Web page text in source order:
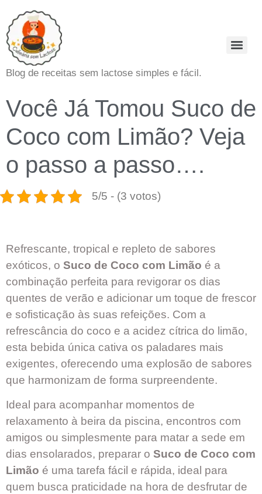
Blog de receitas sem lactose simples e fácil.
Você Já Tomou Suco de
Coco com Limão? Veja
o passo a passo….
5/5 - (3 votos)
Refrescante, tropical e repleto de sabores
exóticos, o Suco de Coco com Limão é a
combinação perfeita para revigorar os dias
quentes de verão e adicionar um toque de frescor
e sofisticação às suas refeições. Com a
refrescância do coco e a acidez cítrica do limão,
esta bebida única cativa os paladares mais
exigentes, oferecendo uma explosão de sabores
que harmonizam de forma surpreendente.
Ideal para acompanhar momentos de
relaxamento à beira da piscina, encontros com
amigos ou simplesmente para matar a sede em
dias ensolarados, preparar o Suco de Coco com
Limão é uma tarefa fácil e rápida, ideal para
quem busca praticidade na hora de desfrutar de